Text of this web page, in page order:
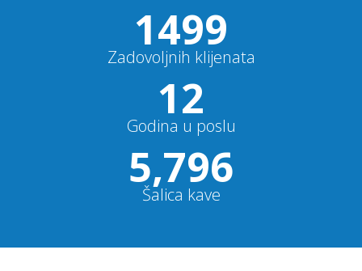
1500+
Zadovoljnih klijenata
12
Godina u poslu
5,800+
Šalica kave